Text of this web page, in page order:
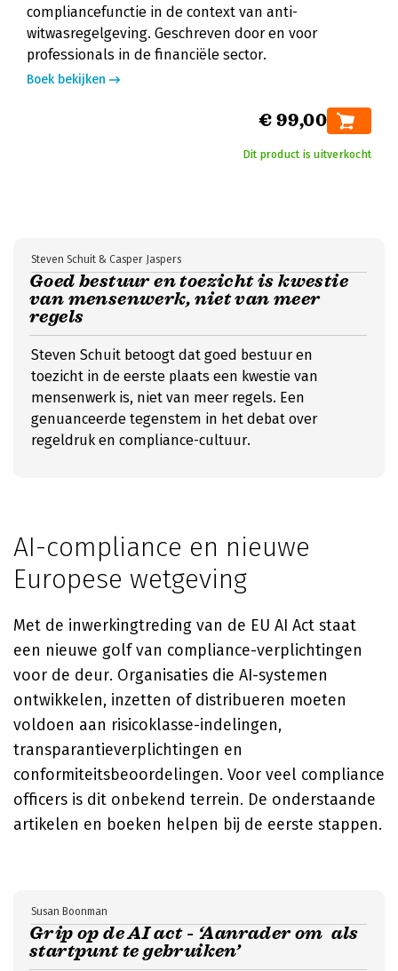
compliancefunctie in de context van anti-
witwasregelgeving. Geschreven door en voor
professionals in de financiële sector.
Boek bekijken
€ 99,00
Dit product is uitverkocht
Goed bestuur en toezicht is kwestie
van mensenwerk, niet van meer
regels
Steven Schuit & Casper Jaspers
Steven Schuit betoogt dat goed bestuur en
toezicht in de eerste plaats een kwestie van
mensenwerk is, niet van meer regels. Een
genuanceerde tegenstem in het debat over
regeldruk en compliance-cultuur.
AI-compliance en nieuwe
Europese wetgeving
Met de inwerkingtreding van de EU AI Act staat
een nieuwe golf van compliance-verplichtingen
voor de deur. Organisaties die AI-systemen
ontwikkelen, inzetten of distribueren moeten
voldoen aan risicoklasse-indelingen,
transparantieverplichtingen en
conformiteitsbeoordelingen. Voor veel compliance
officers is dit onbekend terrein. De onderstaande
artikelen en boeken helpen bij de eerste stappen.
Grip op de AI act - ‘Aanrader om als
startpunt te gebruiken’
Susan Boonman